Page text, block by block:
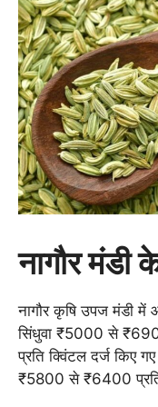
नागौर
नागौर कृषि उपज मंडी
सिंधुवा ₹5000 से
प्रति क्विंटल दर्ज
₹5800 से ₹6400 प्रति